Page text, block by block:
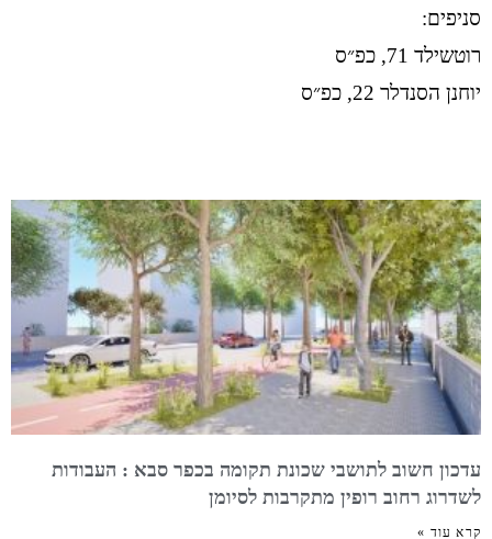
סניפים:
רוטשילד 71, כפ״ס
יוחנן הסנדלר 22, כפ״ס
עדכון חשוב לתושבי שכונת תקומה בכפר סבא : העבודות
לשדרוג רחוב רופין מתקרבות לסיומן
קרא עוד »